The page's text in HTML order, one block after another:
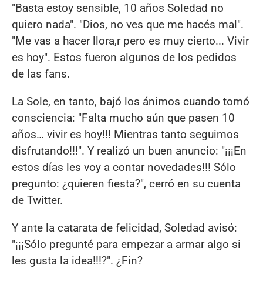
"Basta estoy sensible, 10 años Soledad no
quiero nada". "Dios, no ves que me hacés mal".
"Me vas a hacer llora,r pero es muy cierto... Vivir
es hoy". Estos fueron algunos de los pedidos
de las fans.
La Sole, en tanto, bajó los ánimos cuando tomó
consciencia: "Falta mucho aún que pasen 10
años… vivir es hoy!!! Mientras tanto seguimos
disfrutando!!!". Y realizó un buen anuncio: "¡¡¡En
estos días les voy a contar novedades!!! Sólo
pregunto: ¿quieren fiesta?", cerró en su cuenta
de Twitter.
Y ante la catarata de felicidad, Soledad avisó:
"¡¡¡Sólo pregunté para empezar a armar algo si
les gusta la idea!!!?". ¿Fin?